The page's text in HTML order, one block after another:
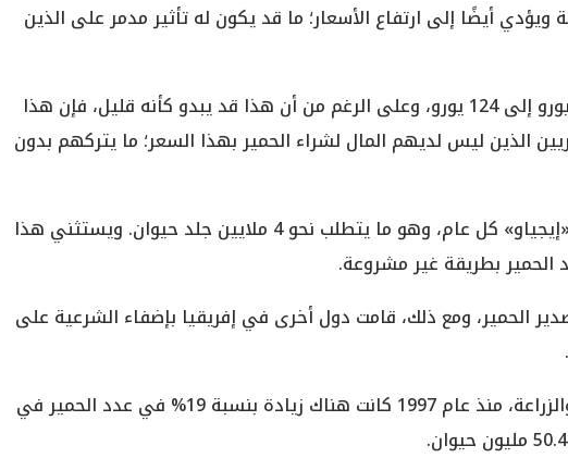
أيضًا إلى ارتفاع الأسعار؛ ما قد يكون له تأثير مدمر على الذين
وفي النيجر، ارتفع سعر الحمير من 28 يورو إلى 124 يورو، وعلى الرغم من أن هذا قد يبدو كأنه قليل، فإن هذا
الذين ليس لديهم المال لشراء الحمير بهذا السعر؛ ما يتركهم بدون
وتنتج الصين نحو 5 آلاف طن من علاج «إيجياو» كل عام، وهو ما يتطلب نحو 4 ملايين جلد حيوان. ويستثني هذا
الحمير بطريقة غير مشروعة.
الحمير، ومع ذلك، قامت دول أخرى في إفريقيا بإضفاء الشرعية على
ووفقًا لتقرير أصدرته منظمة الأغذية والزراعة، منذ عام 1997 كانت هناك زيادة بنسبة 19% في عدد الحمير في